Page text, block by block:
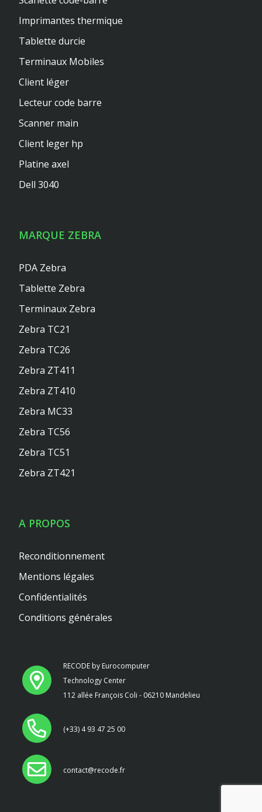
RECODE by Eurocomputer
Technology Center
112 allée François Coli - 06210 Mandelieu
(+33) 4 93 47 25 00
contact@recode.fr
Imprimantes thermique
Tablette durcie
Terminaux Mobiles
Client léger
Lecteur code barre
Scanner main
Client leger hp
Platine axel
Dell 3040
MARQUE ZEBRA
PDA Zebra
Tablette Zebra
Terminaux Zebra
Zebra TC21
Zebra TC26
Zebra ZT411
Zebra ZT410
Zebra MC33
Zebra TC56
Zebra TC51
Zebra ZT421
A PROPOS
Reconditionnement
Mentions légales
Confidentialités
Conditions générales